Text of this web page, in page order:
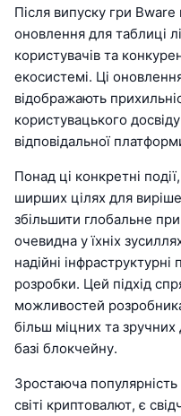
Після випуску гри
оновлення для таблиці
користувачів та
екосистемі. Ці
відображають
користувацького
відповідальної
Понад ці конкретні
ширших цілях для
збільшити глобальне
очевидна у їхніх
надійні
розробки. Цей підхід
можливостей
більш міцних та зручних
базі блокчейну.
Зростаюча
світі криптовалют, є